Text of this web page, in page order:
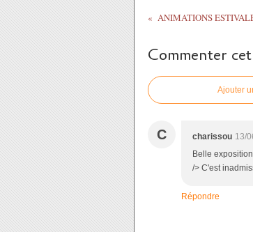
Commenter
Ajouter
C charissou 13/
Belle
/> C'est
Répondre